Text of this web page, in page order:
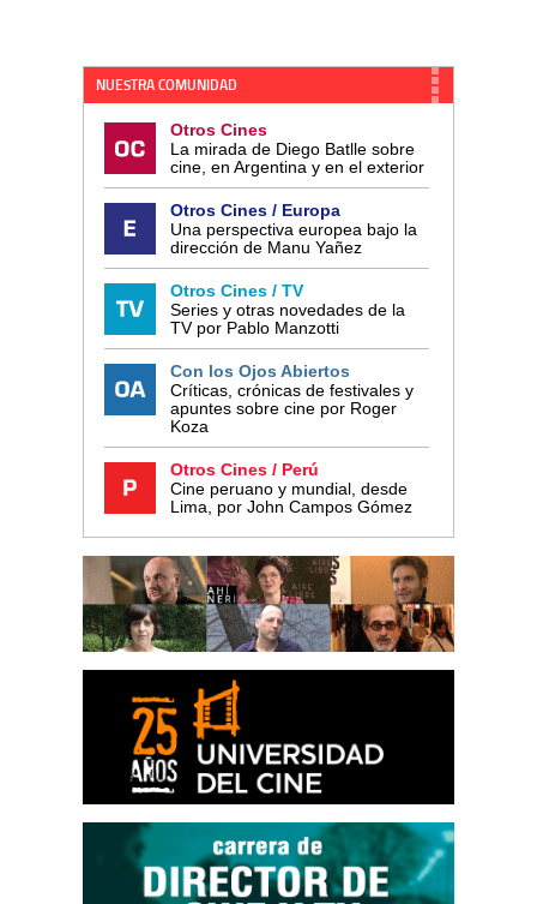
NUESTRA COMUNIDAD
Otros Cines
La mirada de Diego Batlle sobre
cine, en Argentina y en el exterior
Otros Cines / Europa
Una perspectiva europea bajo la
dirección de Manu Yañez
Otros Cines / TV
Series y otras novedades de la
TV por Pablo Manzotti
Con los Ojos Abiertos
Críticas, crónicas de festivales y
apuntes sobre cine por Roger
Koza
Otros Cines / Perú
Cine peruano y mundial, desde
Lima, por John Campos Gómez